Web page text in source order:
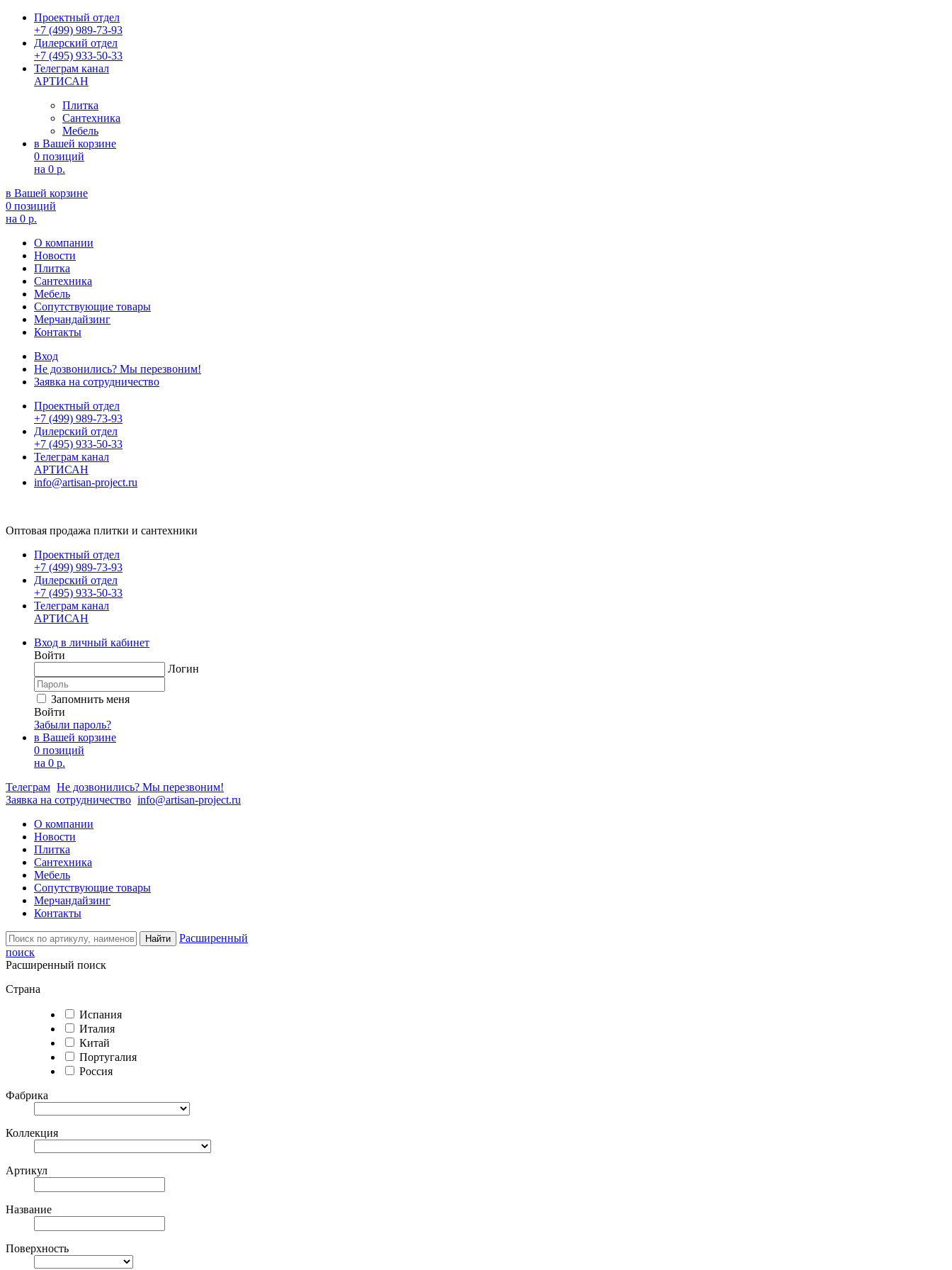
Проектный отдел
+7 (499) 989-73-93
Дилерский отдел
+7 (495) 933-50-33
Телеграм канал
АРТИСАН
Плитка
Сантехника
Мебель
в Вашей корзине
0 позиций
на 0 р.
в Вашей корзине
0 позиций
на 0 р.
О компании
Новости
Плитка
Сантехника
Мебель
Сопутствующие товары
Мерчандайзинг
Контакты
Вход
Не дозвонились? Мы перезвоним!
Заявка на сотрудничество
Проектный отдел
+7 (499) 989-73-93
Дилерский отдел
+7 (495) 933-50-33
Телеграм канал
АРТИСАН
info@artisan-project.ru
Оптовая продажа плитки и сантехники
Проектный отдел
+7 (499) 989-73-93
Дилерский отдел
+7 (495) 933-50-33
Телеграм канал
АРТИСАН
Вход в личный кабинет
Войти
Логин
Запомнить меня
Войти
Забыли пароль?
в Вашей корзине
0 позиций
на 0 р.
Телеграм Не дозвонились? Мы перезвоним!
Заявка на сотрудничество info@artisan-project.ru
О компании
Новости
Плитка
Сантехника
Мебель
Сопутствующие товары
Мерчандайзинг
Контакты
Найти
Расширенный
поиск
Расширенный поиск
Страна
Испания
Италия
Китай
Португалия
Россия
Фабрика
Коллекция
Артикул
Название
Поверхность